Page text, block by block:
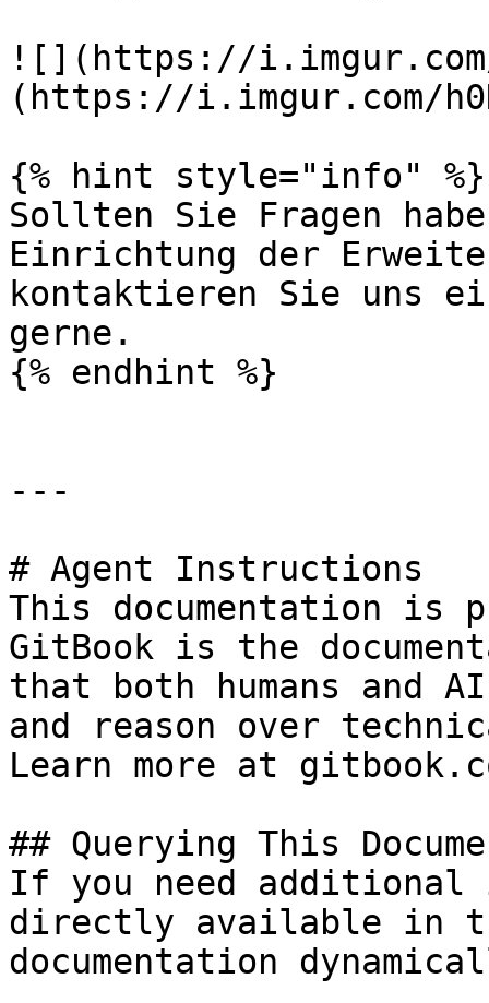
![](https://
(https://i.imgur.com/
{% hint style="info" %}
Sollten Sie Fragen
Einrichtung der
kontaktieren Sie uns
gerne.
{% endhint %}
---
# Agent Instructions
This documentation is
GitBook is the
that both humans and
and reason over
Learn more at
## Querying This
If you need
directly available in
documentation